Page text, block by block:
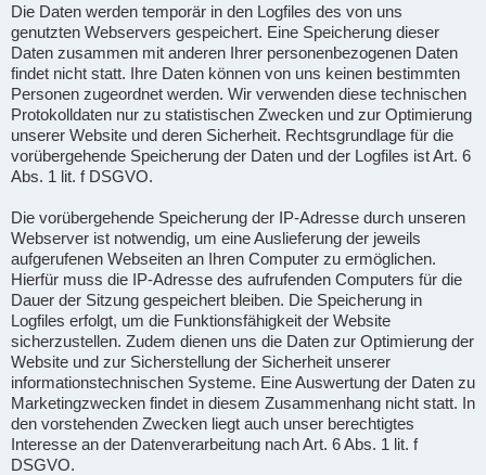
Die Daten werden temporär in den Logfiles des von uns
genutzten Webservers gespeichert. Eine Speicherung dieser
Daten zusammen mit anderen Ihrer personenbezogenen Daten
findet nicht statt. Ihre Daten können von uns keinen bestimmten
Personen zugeordnet werden. Wir verwenden diese technischen
Protokolldaten nur zu statistischen Zwecken und zur Optimierung
unserer Website und deren Sicherheit. Rechtsgrundlage für die
vorübergehende Speicherung der Daten und der Logfiles ist Art. 6
Abs. 1 lit. f DSGVO.
Die vorübergehende Speicherung der IP-Adresse durch unseren
Webserver ist notwendig, um eine Auslieferung der jeweils
aufgerufenen Webseiten an Ihren Computer zu ermöglichen.
Hierfür muss die IP-Adresse des aufrufenden Computers für die
Dauer der Sitzung gespeichert bleiben. Die Speicherung in
Logfiles erfolgt, um die Funktionsfähigkeit der Website
sicherzustellen. Zudem dienen uns die Daten zur Optimierung der
Website und zur Sicherstellung der Sicherheit unserer
informationstechnischen Systeme. Eine Auswertung der Daten zu
Marketingzwecken findet in diesem Zusammenhang nicht statt. In
den vorstehenden Zwecken liegt auch unser berechtigtes
Interesse an der Datenverarbeitung nach Art. 6 Abs. 1 lit. f
DSGVO.